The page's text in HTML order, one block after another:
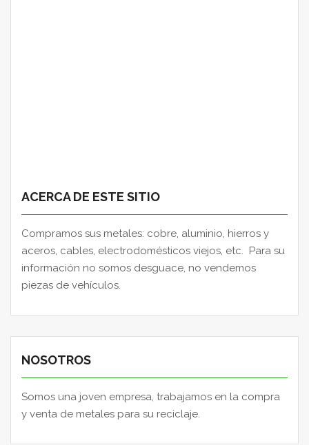
ACERCA DE ESTE SITIO
Compramos sus metales: cobre, aluminio, hierros y
aceros, cables, electrodomésticos viejos, etc. Para su
información no somos desguace, no vendemos
piezas de vehículos.
NOSOTROS
Somos una joven empresa, trabajamos en la compra
y venta de metales para su reciclaje.